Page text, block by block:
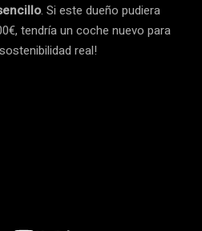
. Si este dueño pudiera
tendría un coche nuevo para
real!